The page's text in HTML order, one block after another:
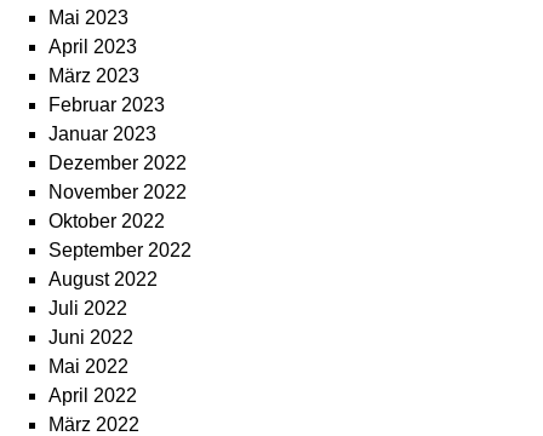
Mai 2023
April 2023
März 2023
Februar 2023
Januar 2023
Dezember 2022
November 2022
Oktober 2022
September 2022
August 2022
Juli 2022
Juni 2022
Mai 2022
April 2022
März 2022